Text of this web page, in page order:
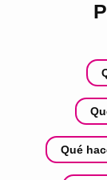
Qué